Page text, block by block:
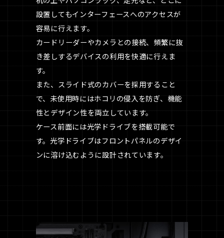
設置してもインターフェースへのアクセスが
容易に行えます。
カードリーダーやカメラとの接続、頻繁に抜
き差しするデバイスの利用を快適に行えま
す。
また、スライド式のカバーを採用すること
で、未使用時にはホコリの侵入を防ぎ、機能
性とデザイン性を両立しています。
ケース前面には光学ドライブを搭載可能で
す。光学ドライブはフロントパネルのデザイ
ンに溶け込むように設計されています。